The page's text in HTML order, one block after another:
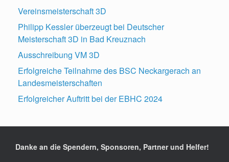
Vereinsmeisterschaft 3D
Philipp Kessler überzeugt bei Deutscher
Meisterschaft 3D in Bad Kreuznach
Ausschreibung VM 3D
Erfolgreiche Teilnahme des BSC Neckargerach an
Landesmeisterschaften
Erfolgreicher Auftritt bei der EBHC 2024
Danke an die Spendern, Sponsoren, Partner und Helfer!